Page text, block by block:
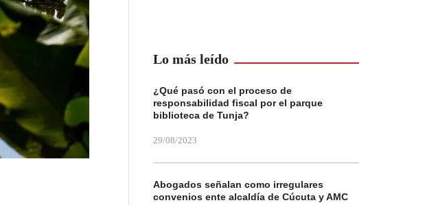
Lo más leído
¿Qué pasó con el proceso de
responsabilidad fiscal por el parque
biblioteca de Tunja?
29/08/2023
Abogados señalan como irregulares
convenios ente alcaldía de Cúcuta y AMC